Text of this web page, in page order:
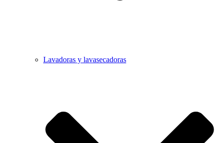
Lavadoras y lavasecadoras